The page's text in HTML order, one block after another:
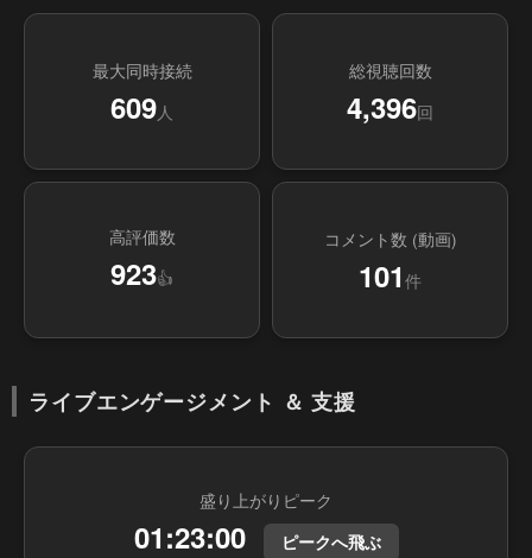
最大同時接続
609人
総視聴回数
4,396回
高評価数
923👍
コメント数 (動画)
101 件
ライブエンゲージメント ＆ 支援
盛り上がりピーク
01:23:00 ピークへ飛ぶ